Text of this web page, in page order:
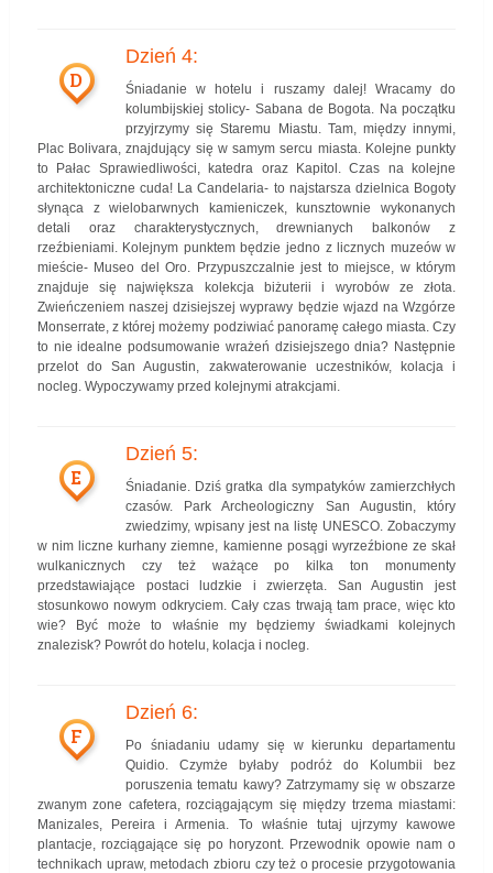
D
Dzień 4:
Śniadanie w hotelu i ruszamy dalej! Wracamy do
kolumbijskiej stolicy- Sabana de Bogota. Na początku
przyjrzymy się Staremu Miastu. Tam, między innymi,
Plac Bolivara, znajdujący się w samym sercu miasta. Kolejne punkty
to Pałac Sprawiedliwości, katedra oraz Kapitol. Czas na kolejne
architektoniczne cuda! La Candelaria- to najstarsza dzielnica Bogoty
słynąca z wielobarwnych kamieniczek, kunsztownie wykonanych
detali oraz charakterystycznych, drewnianych balkonów z
rzeźbieniami. Kolejnym punktem będzie jedno z licznych muzeów w
mieście- Museo del Oro. Przypuszczalnie jest to miejsce, w którym
znajduje się największa kolekcja biżuterii i wyrobów ze złota.
Zwieńczeniem naszej dzisiejszej wyprawy będzie wjazd na Wzgórze
Monserrate, z której możemy podziwiać panoramę całego miasta. Czy
to nie idealne podsumowanie wrażeń dzisiejszego dnia? Następnie
przelot do San Augustin, zakwaterowanie uczestników, kolacja i
nocleg. Wypoczywamy przed kolejnymi atrakcjami.
E
Dzień 5:
Śniadanie. Dziś gratka dla sympatyków zamierzchłych
czasów. Park Archeologiczny San Augustin, który
zwiedzimy, wpisany jest na listę UNESCO. Zobaczymy
w nim liczne kurhany ziemne, kamienne posągi wyrzeźbione ze skał
wulkanicznych czy też ważące po kilka ton monumenty
przedstawiające postaci ludzkie i zwierzęta. San Augustin jest
stosunkowo nowym odkryciem. Cały czas trwają tam prace, więc kto
wie? Być może to właśnie my będziemy świadkami kolejnych
znalezisk? Powrót do hotelu, kolacja i nocleg.
F
Dzień 6:
Po śniadaniu udamy się w kierunku departamentu
Quidio. Czymże byłaby podróż do Kolumbii bez
poruszenia tematu kawy? Zatrzymamy się w obszarze
zwanym zone cafetera, rozciągającym się między trzema miastami:
Manizales, Pereira i Armenia. To właśnie tutaj ujrzymy kawowe
plantacje, rozciągające się po horyzont. Przewodnik opowie nam o
technikach upraw, metodach zbioru czy też o procesie przygotowania